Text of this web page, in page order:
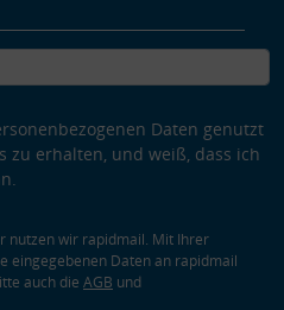
Daten genutzt
zu erhalten, und weiß, dass ich
nutzen wir rapidmail. Mit Ihrer
eingegebenen Daten an rapidmail
auch die AGB und